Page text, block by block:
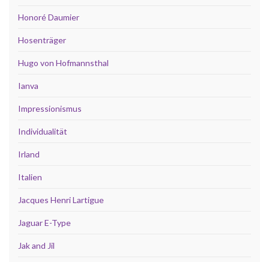
Honoré Daumier
Hosenträger
Hugo von Hofmannsthal
Ianva
Impressionismus
Individualität
Irland
Italien
Jacques Henri Lartigue
Jaguar E-Type
Jak and Jil